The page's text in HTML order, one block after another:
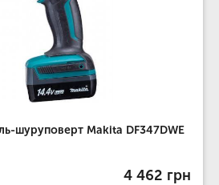
шуруповерт Makita DF347DWE
4 462 грн